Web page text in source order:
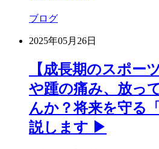
ブログ
2025年05月26日
【成長期のスポー
や踵の痛み、放っ
んか？将来を守る
説します ▶︎